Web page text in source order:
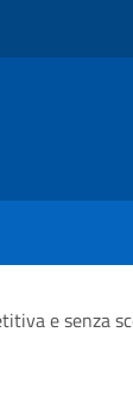
e senza